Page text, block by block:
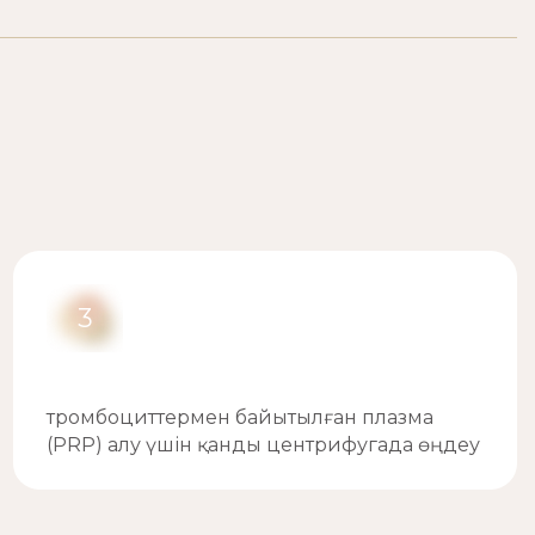
3
тромбоциттермен байытылған плазма
(PRP) алу үшін қанды центрифугада өңдеу